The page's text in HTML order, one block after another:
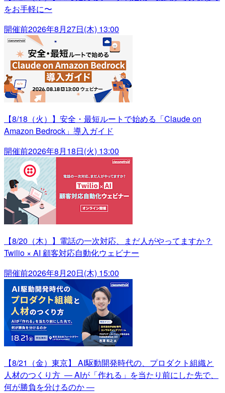
をお手軽に〜
開催前2026年8月27日(木) 13:00
【8/18（火）】安全・最短ルートで始める「Claude on
Amazon Bedrock」導入ガイド
開催前2026年8月18日(火) 13:00
【8/20（木）】電話の一次対応、まだ人がやってますか？
Twilio × AI 顧客対応自動化ウェビナー
開催前2026年8月20日(木) 15:00
【8/21（金）東京】 AI駆動開発時代の、プロダクト組織と
人材のつくり方 ― AIが「作れる」を当たり前にした先で、
何が勝負を分けるのか ―